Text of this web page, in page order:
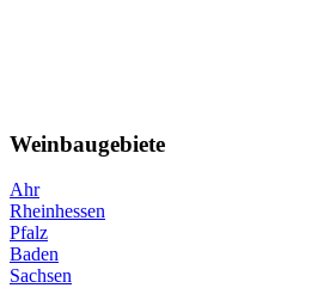
Weinbaugebiete
Ahr
Rheinhessen
Pfalz
Baden
Sachsen